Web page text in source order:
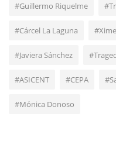
#Guillermo Riquelme
#Cárcel La Laguna
#Javiera Sánchez
#ASICENT #CEPA
#Mónica Donoso